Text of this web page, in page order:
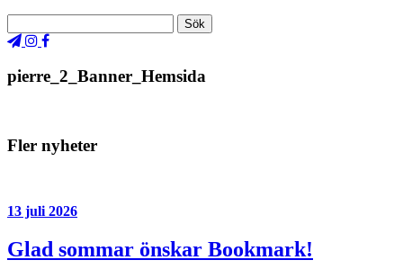
pierre_2_Banner_Hemsida
Fler nyheter
13 juli 2026
Glad sommar önskar Bookmark!